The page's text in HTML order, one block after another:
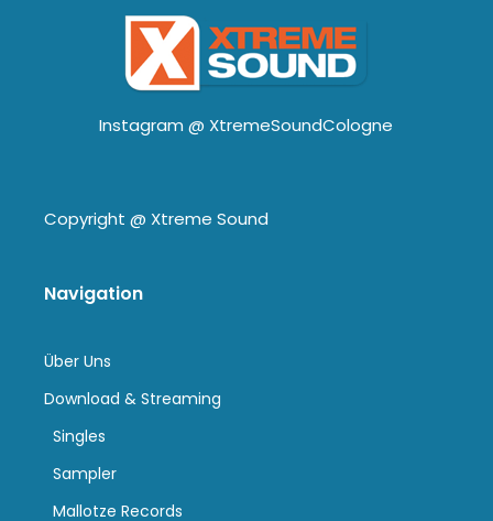
Instagram @ XtremeSoundCologne
Copyright @ Xtreme Sound
Navigation
Über Uns
Download & Streaming
Singles
Sampler
Mallotze Records